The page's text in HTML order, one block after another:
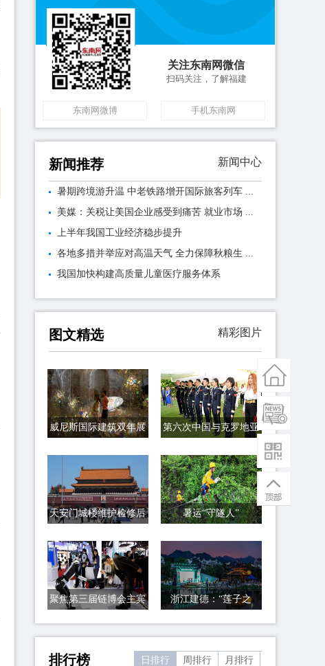
关注东南网微信
扫码关注，了解福建
东南网微博 手机东南网
新闻推荐 新闻中心
暑期跨境游升温 中老铁路增开国际旅客列车 ...
美媒：关税让美国企业感受到痛苦 就业市场 ...
上半年我国工业经济稳步提升
各地多措并举应对高温天气 全力保障秋粮生 ...
我国加快构建高质量儿童医疗服务体系
图文精选 精彩图片
威尼斯国际建筑双年展
第六次中国与克罗地亚
天安门城楼维护检修后
暑运“守隧人”
聚焦第三届链博会主宾
浙江建德：“莲子之
排行榜 日排行 周排行 月排行